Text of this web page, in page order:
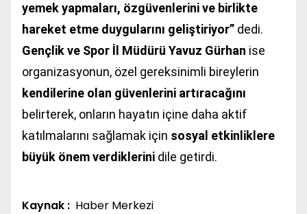
yemek yapmaları, özgüvenlerini ve birlikte
hareket etme duygularını geliştiriyor” dedi.
Gençlik ve Spor İl Müdürü Yavuz Gürhan ise
organizasyonun, özel gereksinimli bireylerin
kendilerine olan güvenlerini artıracağını
belirterek, onların hayatın içine daha aktif
katılmalarını sağlamak için sosyal etkinliklere
büyük önem verdiklerini dile getirdi.
Kaynak : Haber Merkezi